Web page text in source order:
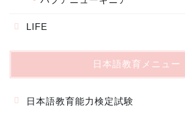
LIFE
日本語教育メニュー
日本語教育能力検定試験